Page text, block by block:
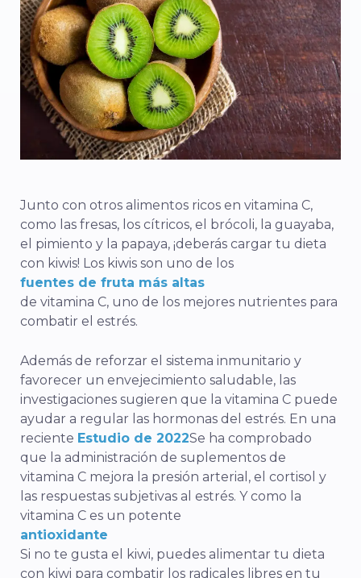
Junto con otros alimentos ricos en vitamina C,
como las fresas, los cítricos, el brócoli, la guayaba,
el pimiento y la papaya, ¡deberás cargar tu dieta
con kiwis! Los kiwis son uno de los
fuentes de fruta más altas
de vitamina C, uno de los mejores nutrientes para
combatir el estrés.
Además de reforzar el sistema inmunitario y
favorecer un envejecimiento saludable, las
investigaciones sugieren que la vitamina C puede
ayudar a regular las hormonas del estrés. En una
reciente Estudio de 2022Se ha comprobado
que la administración de suplementos de
vitamina C mejora la presión arterial, el cortisol y
las respuestas subjetivas al estrés. Y como la
vitamina C es un potente
antioxidante
Si no te gusta el kiwi, puedes alimentar tu dieta
con kiwi para combatir los radicales libres en tu